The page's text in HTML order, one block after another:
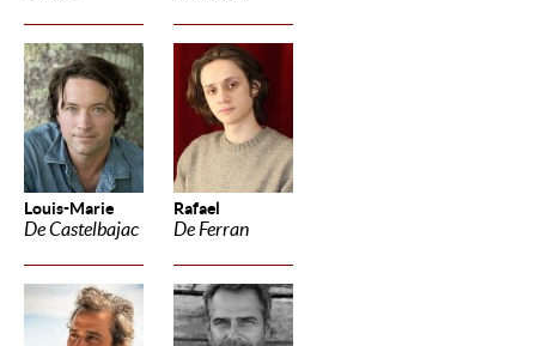
Louis-Marie
De Castelbajac
Rafael
De Ferran